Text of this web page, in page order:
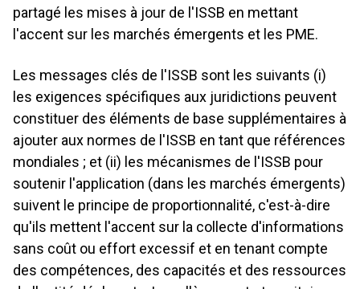
partagé les mises à jour de l'ISSB en mettant
l'accent sur les marchés émergents et les PME.
Les messages clés de l'ISSB sont les suivants (i)
les exigences spécifiques aux juridictions peuvent
constituer des éléments de base supplémentaires à
ajouter aux normes de l'ISSB en tant que références
mondiales ; et (ii) les mécanismes de l'ISSB pour
soutenir l'application (dans les marchés émergents)
suivent le principe de proportionnalité, c'est-à-dire
qu'ils mettent l'accent sur la collecte d'informations
sans coût ou effort excessif et en tenant compte
des compétences, des capacités et des ressources